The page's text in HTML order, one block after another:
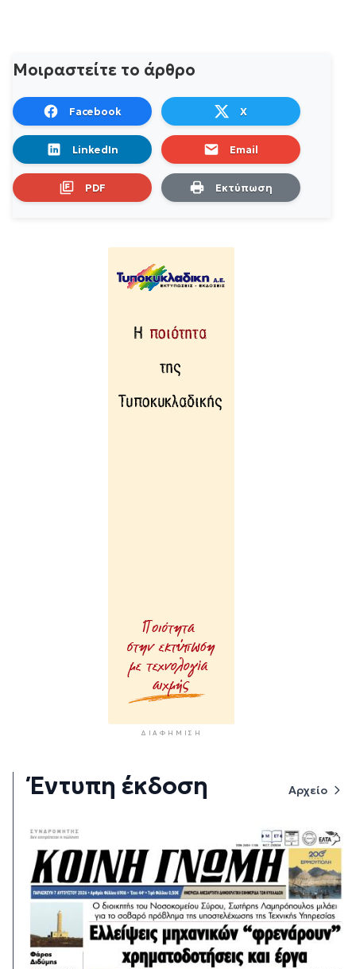
Μοιραστείτε το άρθρο
Facebook X
LinkedIn Email
PDF Εκτύπωση
ΔΙΑΦΉΜΙΣΗ
Έντυπη έκδοση Αρχείο